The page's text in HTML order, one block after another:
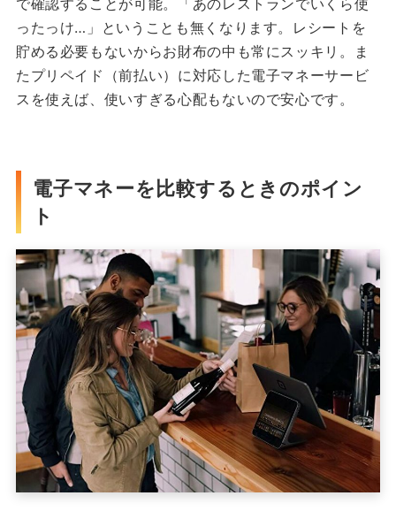
ったっけ…」ということも無くなります。レシートを
貯める必要もないからお財布の中も常にスッキリ。ま
たプリペイド（前払い）に対応した電子マネーサービ
スを使えば、使いすぎる心配もないので安心です。
電子マネーを比較するときのポイン
ト